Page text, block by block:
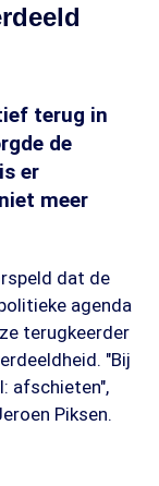
terug in
de
er
meer
dat de
agenda
terugkeerder
"Bij
afschieten",
Piksen.